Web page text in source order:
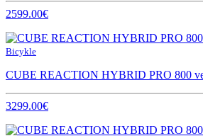
2599.00€
Bicykle
CUBE REACTION HYBRID PRO 800
3299.00€